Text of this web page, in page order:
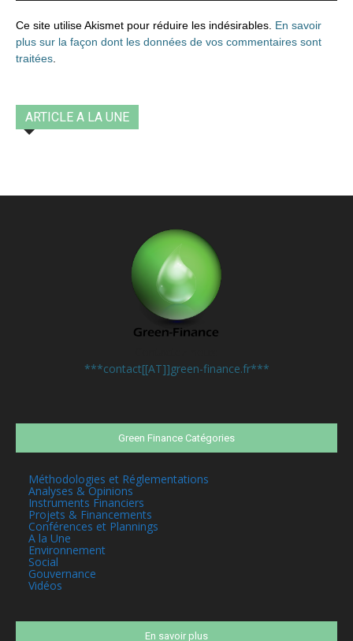
Ce site utilise Akismet pour réduire les indésirables. En savoir
plus sur la façon dont les données de vos commentaires sont
traitées.
ARTICLE A LA UNE
***contact[[AT]]green-finance.fr***
Green Finance Catégories
Méthodologies et Réglementations
Analyses & Opinions
Instruments Financiers
Projets & Financements
Conférences et Plannings
A la Une
Environnement
Social
Gouvernance
Vidéos
En savoir plus